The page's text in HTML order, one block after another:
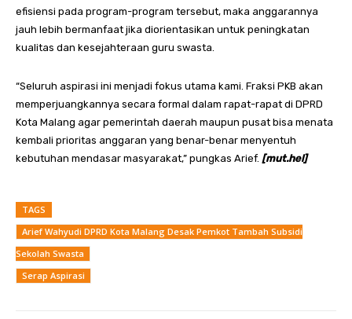
efisiensi pada program-program tersebut, maka anggarannya
jauh lebih bermanfaat jika diorientasikan untuk peningkatan
kualitas dan kesejahteraan guru swasta.
“Seluruh aspirasi ini menjadi fokus utama kami. Fraksi PKB akan
memperjuangkannya secara formal dalam rapat-rapat di DPRD
Kota Malang agar pemerintah daerah maupun pusat bisa menata
kembali prioritas anggaran yang benar-benar menyentuh
kebutuhan mendasar masyarakat,” pungkas Arief. [mut.hel]
TAGS
Arief Wahyudi DPRD Kota Malang Desak Pemkot Tambah Subsidi
Sekolah Swasta
Serap Aspirasi